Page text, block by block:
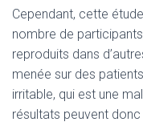
Cependant, cette
nombre de
reproduits dans
menée sur des
irritable, qui est une
résultats peuvent